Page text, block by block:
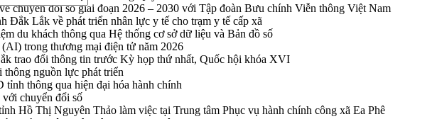
chuyển đổi số giai đoạn 2026 – 2030 với Tập đoàn Bưu chính Viễn thông Việt Nam
Đắk Lắk về phát triển nhân lực y tế cho trạm y tế cấp xã
du khách thông qua Hệ thống cơ sở dữ liệu và Bản đồ số
trong thương mại điện tử năm 2026
trao đổi thông tin trước Kỳ họp thứ nhất, Quốc hội khóa XVI
nguồn lực phát triển
thông qua hiện đại hóa hành chính
với chuyển đổi số
Hồ Thị Nguyên Thảo làm việc tại Trung tâm Phục vụ hành chính công xã Ea Phê